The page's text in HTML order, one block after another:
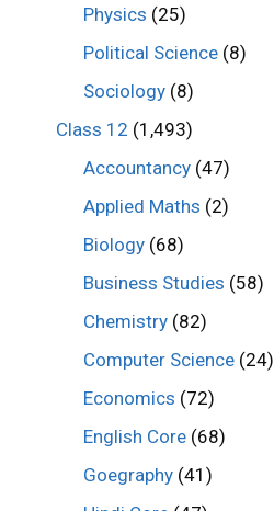
Physics (25)
Political Science (8)
Sociology (8)
Class 12 (1,493)
Accountancy (47)
Applied Maths (2)
Biology (68)
Business Studies (58)
Chemistry (82)
Computer Science (24)
Economics (72)
English Core (68)
Goegraphy (41)